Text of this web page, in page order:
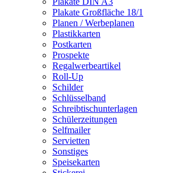
Plakate Großfläche 18/1
Planen / Werbeplanen
Plastikkarten
Postkarten
Prospekte
Regalwerbeartikel
Roll-Up
Schilder
Schlüsselband
Schreibtischunterlagen
Schülerzeitungen
Selfmailer
Servietten
Sonstiges
Speisekarten